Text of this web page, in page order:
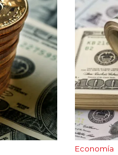
Economía